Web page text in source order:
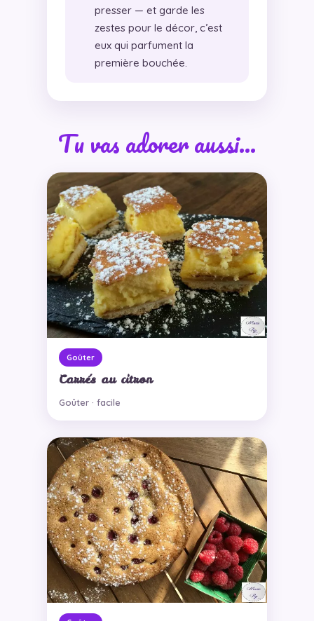
presser — et garde les
zestes pour le décor, c’est
eux qui parfument la
première bouchée.
Tu vas adorer aussi…
Goûter
Carrés au citron
Goûter · facile